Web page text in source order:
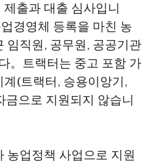
출과 대출 심사입니
경영체 등록을 마친 농
임직원, 공무원, 공공기관
。트랙터는 중고 포함 가
(트랙터, 승용이앙기,
으로 지원되지 않습니
농업정책 사업으로 지원